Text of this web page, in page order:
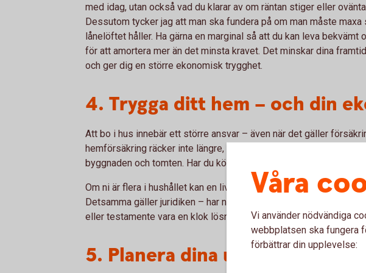
med idag, utan också vad du klarar av om räntan stiger eller
Dessutom tycker jag att man ska fundera på om man måste maxa
lånelöftet håller. Ha gärna en marginal så att du kan leva bekvämt
för att amortera mer än det minsta kravet. Det minskar dina
och ger dig en större ekonomisk trygghet.
4. Trygga ditt hem – och din
Att bo i hus innebär ett större ansvar – även när det gäller
hemförsäkring räcker inte längre, utan du behöver en
byggnaden och tomten. Har du köpt ett äldre hus? Se över skydd
Om ni är flera i hushållet kan en livförsäkring ge extra trygghet vid
Detsamma gäller juridiken – har ni olika stora insatser i bostaden
eller testamente vara en klok lösning för att säkerställa en rättvis
5. Planera dina utgifter smart
Våra
Vi använder nödvändiga
webbplatsen ska fungera
förbättrar din upplevelse: